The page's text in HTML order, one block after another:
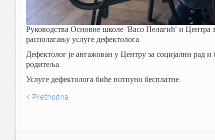
Руководства Основне школе "Васо Пелагић" и Центра
располагању услуге дефектолога.
Дефектолог је ангажован у Центру за социјални рад
родитеља.
Услуге дефектолога биће потпуно бесплатне.
< Prethodna